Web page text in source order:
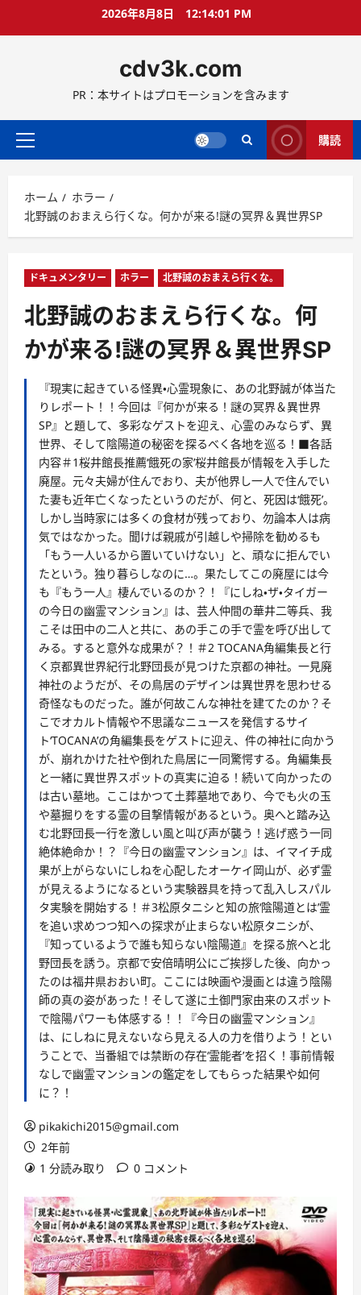
ス
ッ
2026年8月8日 12:14:03 PM
cdv3k.com
PR：本サイトはプロモーションを含みます
メ
メ
ニ
ュ
購読
ホーム
ホラー
北野誠のおまえら行くな。何かが来る!謎の冥界＆異世界SP
ドキュメンタリー ホラー 北野誠のおまえら行くな。
北野誠のおまえら行くな。何
かが来る!謎の冥界＆異世界SP
『現実に起きている怪異・心霊現象に、あの北野誠が体当た
りレポート！！今回は『何かが来る！謎の冥界＆異世界
SP』と題して、多彩なゲストを迎え、心霊のみならず、異
世界、そして陰陽道の秘密を探るべく各地を巡る！■各話
内容＃1桜井館長推薦‘餓死の家’桜井館長が情報を入手した
廃屋。元々夫婦が住んでおり、夫が他界し一人で住んでい
た妻も近年亡くなったというのだが、何と、死因は‘餓死’。
しかし当時家には多くの食材が残っており、勿論本人は病
気ではなかった。聞けば親戚が引越しや掃除を勧めるも
「もう一人いるから置いていけない」と、頑なに拒んでい
たという。独り暮らしなのに…。果たしてこの廃屋には今
も『もう一人』棲んでいるのか？！『にしね・ザ・タイガー
の今日の幽霊マンション』は、芸人仲間の華井二等兵、我
こそは田中の二人と共に、あの手この手で霊を呼び出して
みる。すると意外な成果が？！＃2 TOCANA角編集長と行
く京都異世界紀行北野団長が見つけた京都の神社。一見廃
神社のようだが、その鳥居のデザインは異世界を思わせる
奇怪なものだった。誰が何故こんな神社を建てたのか？そ
こでオカルト情報や不思議なニュースを発信するサイ
ト‘TOCANA’の角編集長をゲストに迎え、件の神社に向かう
が、崩れかけた社や倒れた鳥居に一同驚愕する。角編集長
と一緒に異世界スポットの真実に迫る！続いて向かったの
は古い墓地。ここはかつて土葬墓地であり、今でも火の玉
や墓掘りをする霊の目撃情報があるという。奥へと踏み込
む北野団長一行を激しい風と叫び声が襲う！逃げ惑う一同
絶体絶命か！？『今日の幽霊マンション』は、イマイチ成
果が上がらないにしねを心配したオーケイ岡山が、必ず霊
が見えるようになるという実験器具を持って乱入しスパル
タ実験を開始する！＃3松原タニシと知の旅‘陰陽道とは’霊
を追い求めつつ知への探求が止まらない松原タニシが、
『知っているようで誰も知らない陰陽道』を探る旅へと北
野団長を誘う。京都で安倍晴明公にご挨拶した後、向かっ
たのは福井県おおい町。ここには映画や漫画とは違う陰陽
師の真の姿があった！そして遂に土御門家由来のスポット
で陰陽パワーも体感する！！『今日の幽霊マンション』
は、にしねに見えないなら見える人の力を借りよう！とい
うことで、当番組では禁断の存在‘霊能者’を招く！事前情報
なしで幽霊マンションの鑑定をしてもらった結果や如何
に？！
pikakichi2015@gmail.com
2年前
1 分読み取り
0 コメント